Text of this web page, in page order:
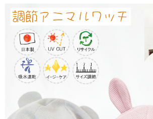
取引案内
会社概要
ｲﾝﾌｫﾒｰｼｮﾝ
お問い合わせ
商品一覧